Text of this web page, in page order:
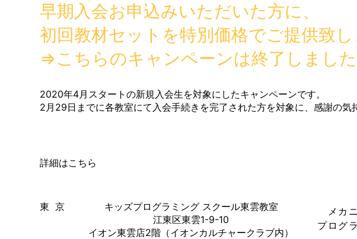
早期入会お申込みいただいた方に、
初回教材セットを特別価格でご提供致し
⇒こちらのキャンペーンは終了しました
2020年4月スタートの新規入会生を対象にしたキャンペーンです。
2月29日までに各教室にて入会手続きを完了された方を対象に、感謝の
詳細はこちら
東 京
キッズプログラミング スクール東雲教室
江東区東雲1-9-10
イオン東雲店2階（イオンカルチャークラブ内）
メカ
プログ